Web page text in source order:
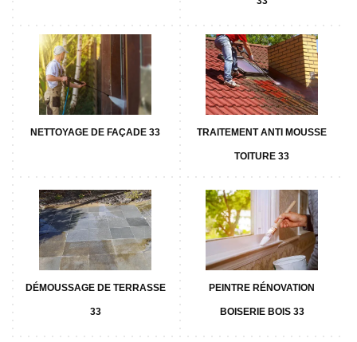
NETTOYAGE DE FAÇADE 33 TRAITEMENT ANTI MOUSSE
TOITURE 33
DÉMOUSSAGE DE TERRASSE
33
PEINTRE RÉNOVATION
BOISERIE BOIS 33